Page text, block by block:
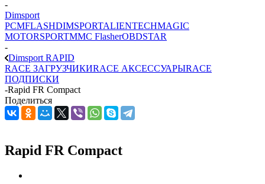
-
Dimsport
PCMFLASHDIMSPORTALIENTECHMAGIC
MOTORSPORTMMC FlasherOBDSTAR
-
Dimsport RAPID
RACE ЗАГРУЗЧИКИRACE АКСЕССУАРЫRACE
ПОДПИСКИ
-Rapid FR Compact
Поделиться
Rapid FR Compact